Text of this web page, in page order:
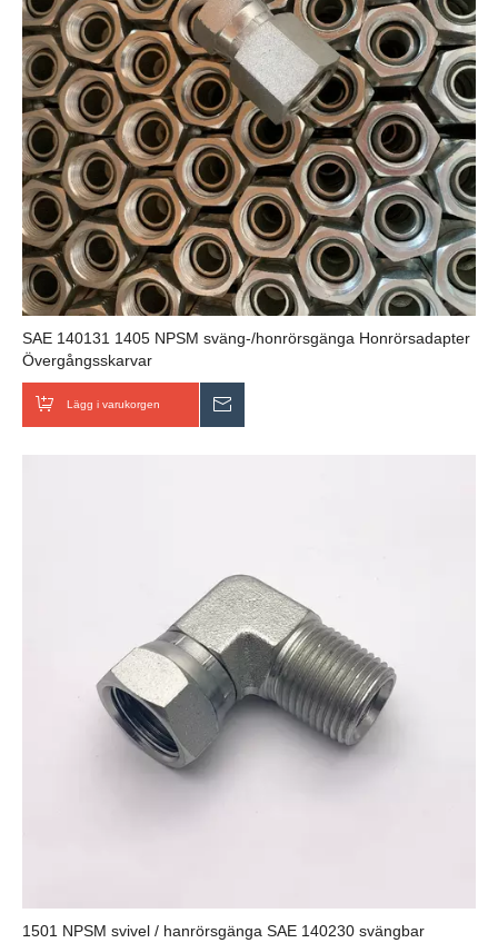
SAE 140131 1405 NPSM sväng-/honrörsgänga Honrörsadapter
Övergångsskarvar
Lägg i varukorgen
1501 NPSM svivel / hanrörsgänga SAE 140230 svängbar